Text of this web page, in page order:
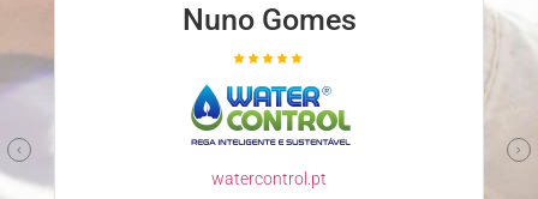
Nuno Gomes
watercontrol.pt